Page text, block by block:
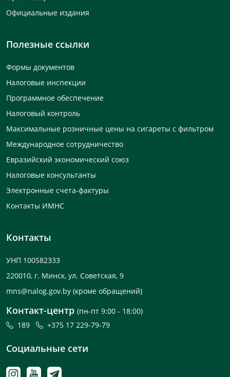
Официальные издания
Полезные ссылки
Формы документов
Налоговые инспекции
Программное обеспечение
Налоговый контроль
Максимальные розничные цены на сигареты с фильтром
Международное сотрудничество
Евразийский экономический союз
Налоговые консультанты
Электронные счета-фактуры
Контакты ИМНС
Контакты
УНП 100582333
220010, г. Минск, ул. Советская, 9
mns@nalog.gov.by (кроме обращений)
Контакт-центр (пн-пт 9:00 - 18:00)
189
+375 17 229-79-79
Социальные сети